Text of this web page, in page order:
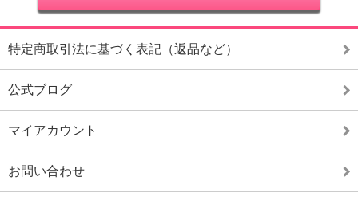
特定商取引法に基づく表記（返品など）
公式ブログ
マイアカウント
お問い合わせ